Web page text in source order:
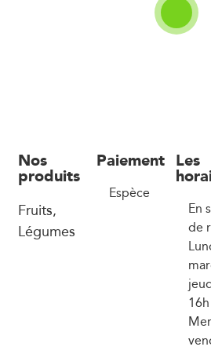
Nos
produits
Fruits,
Légumes
Paiement
Espèce
Les
En
de